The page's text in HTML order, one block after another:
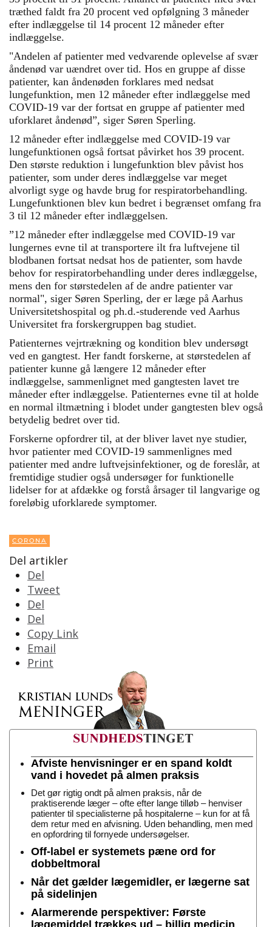
træthed faldt fra 20 procent ved opfølgning 3 måneder
efter indlæggelse til 14 procent 12 måneder efter
indlæggelse.
"Andelen af patienter med vedvarende oplevelse af svær
åndenød var uændret over tid. Hos en gruppe af disse
patienter, kan åndenøden forklares med nedsat
lungefunktion, men 12 måneder efter indlæggelse med
COVID-19 var der fortsat en gruppe af patienter med
uforklaret åndenød”, siger Søren Sperling.
12 måneder efter indlæggelse med COVID-19 var
lungefunktionen også fortsat påvirket hos 39 procent.
Den største reduktion i lungefunktion blev påvist hos
patienter, som under deres indlæggelse var meget
alvorligt syge og havde brug for respiratorbehandling.
Lungefunktionen blev kun bedret i begrænset omfang fra
3 til 12 måneder efter indlæggelsen.
”12 måneder efter indlæggelse med COVID-19 var
lungernes evne til at transportere ilt fra luftvejene til
blodbanen fortsat nedsat hos de patienter, som havde
behov for respiratorbehandling under deres indlæggelse,
mens den for størstedelen af de andre patienter var
normal", siger Søren Sperling, der er læge på Aarhus
Universitetshospital og ph.d.-studerende ved Aarhus
Universitet fra forskergruppen bag studiet.
Patienternes vejrtrækning og kondition blev undersøgt
ved en gangtest. Her fandt forskerne, at størstedelen af
patienter kunne gå længere 12 måneder efter
indlæggelse, sammenlignet med gangtesten lavet tre
måneder efter indlæggelse. Patienternes evne til at holde
en normal iltmætning i blodet under gangtesten blev også
betydelig bedret over tid.
Forskerne opfordrer til, at der bliver lavet nye studier,
hvor patienter med COVID-19 sammenlignes med
patienter med andre luftvejsinfektioner, og de foreslår, at
fremtidige studier også undersøger for funktionelle
lidelser for at afdække og forstå årsager til langvarige og
foreløbig uforklarede symptomer.
CORONA
Del artikler
Del
Tweet
Del
Del
Copy Link
Email
Print
Afviste henvisninger er en spand koldt
vand i hovedet på almen praksis
Det gør rigtig ondt på almen praksis, når de
praktiserende læger – ofte efter lange tilløb – henviser
patienter til specialisterne på hospitalerne – kun for at få
dem retur med en afvisning. Uden behandling, men med
en opfordring til fornyede undersøgelser.
Off-label er systemets pæne ord for
dobbeltmoral
Når det gælder lægemidler, er lægerne sat
på sidelinjen
Alarmerende perspektiver: Første